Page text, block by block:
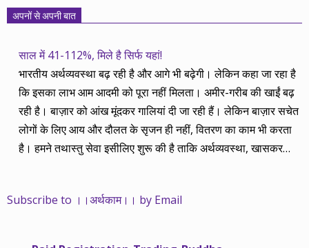
अपनों से अपनी बात
साल में 41-112%, मिले है सिर्फ यहां!
भारतीय अर्थव्यवस्था बढ़ रही है और आगे भी बढ़ेगी। लेकिन कहा जा रहा है
कि इसका लाभ आम आदमी को पूरा नहीं मिलता। अमीर-गरीब की खाईं बढ़
रही है। बाज़ार को आंख मूंदकर गालियां दी जा रही हैं। लेकिन बाज़ार सचेत
लोगों के लिए आय और दौलत के सृजन ही नहीं, वितरण का काम भी करता
है। हमने तथास्तु सेवा इसीलिए शुरू की है ताकि अर्थव्यवस्था, खासकर
महंगाई की दर 10 प्रतिशत से ऊपर रहती है। वे भागकर जाते हैं सोने और
नहीं आती। खुद उनके कितने काम आएगी, यह भी पक्का नहीं। जो पिछले
Subscribe to ।।अर्थकाम।। by Email